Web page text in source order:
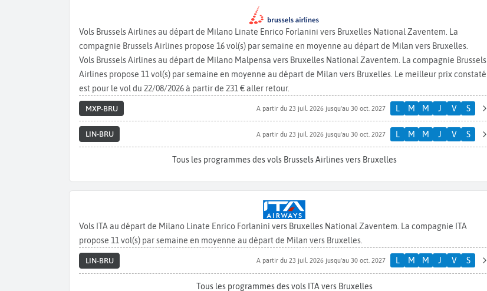
Vols Brussels Airlines au départ de Milano Linate Enrico Forlanini vers Bruxelles National Zaventem. La
compagnie Brussels Airlines propose 16 vol(s) par semaine en moyenne au départ de Milan vers Bruxelles.
Vols Brussels Airlines au départ de Milano Malpensa vers Bruxelles National Zaventem. La compagnie Brussels
Airlines propose 11 vol(s) par semaine en moyenne au départ de Milan vers Bruxelles. Le meilleur prix constaté
est pour le vol du 22/08/2026 à partir de 231 € aller retour.
MXP-BRU A partir du 23 juil. 2026 jusqu'au 30 oct. 2027 L M M J V S
LIN-BRU A partir du 23 juil. 2026 jusqu'au 30 oct. 2027 L M M J V S
Tous les programmes des vols Brussels Airlines vers Bruxelles
Vols ITA au départ de Milano Linate Enrico Forlanini vers Bruxelles National Zaventem. La compagnie ITA
propose 11 vol(s) par semaine en moyenne au départ de Milan vers Bruxelles.
LIN-BRU A partir du 23 juil. 2026 jusqu'au 30 oct. 2027 L M M J V S
Tous les programmes des vols ITA vers Bruxelles